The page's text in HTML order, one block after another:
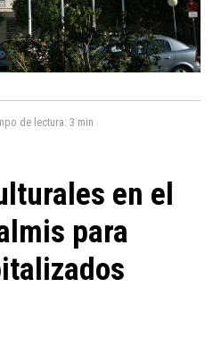
de lectura: 3 min
en el
para